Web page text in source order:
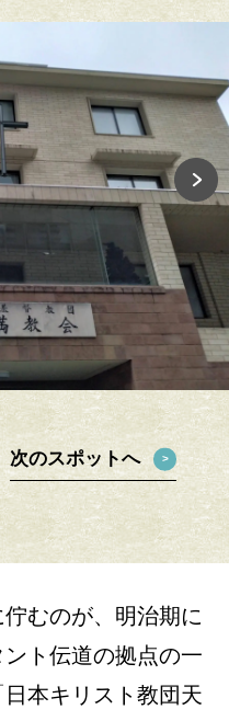
次のスポットへ
むのが、明治期に
ト伝道の拠点の一
本キリスト教団天